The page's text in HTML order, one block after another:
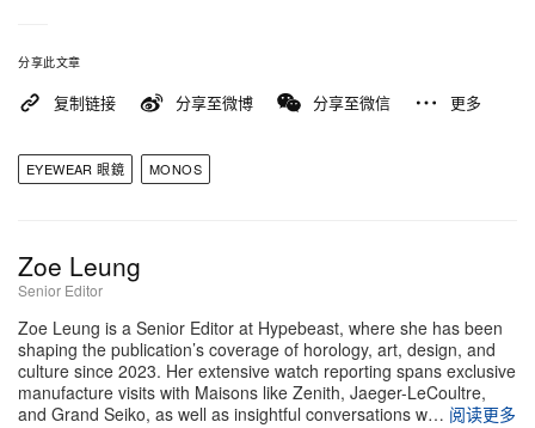
分享此文章
复制链接 分享至微博 分享至微信 更多
EYEWEAR 眼鏡 MONOS
Zoe Leung
Senior Editor
Zoe Leung is a Senior Editor at Hypebeast, where she has been
shaping the publication’s coverage of horology, art, design, and
culture since 2023. Her extensive watch reporting spans exclusive
manufacture visits with Maisons like Zenith, Jaeger-LeCoultre,
and Grand Seiko, as well as insightful conversations w… 阅读更多